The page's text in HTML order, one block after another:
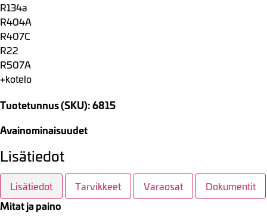
R134a
R404A
R407C
R22
R507A
+kotelo
Tuotetunnus (SKU): 6815
Avainominaisuudet
Lisätiedot
Lisätiedot Tarvikkeet Varaosat Dokumentit
Mitat ja paino